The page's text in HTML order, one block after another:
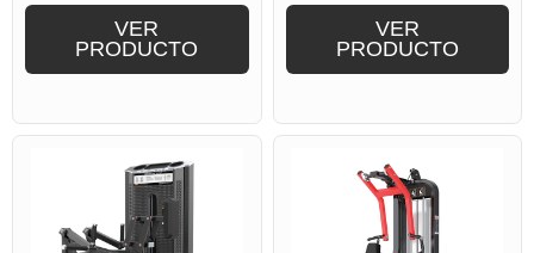
VER
PRODUCTO
VER
PRODUCTO